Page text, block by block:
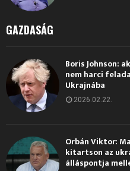
GAZDASÁG
Boris Johnson:
nem harci
Ukrajnába
2026.02.22.
Orbán Viktor:
kitartson az
álláspontja